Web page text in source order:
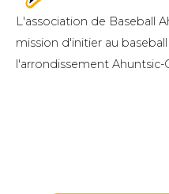
L'association de Baseball
mission d'initier au
l'arrondissement Ahuntsic-